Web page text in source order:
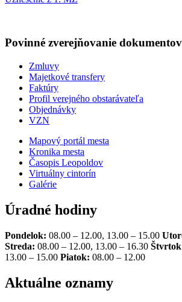
Povinné zverejňovanie dokumentov
Zmluvy
Majetkové transfery
Faktúry
Profil verejného obstarávateľa
Objednávky
VZN
Mapový portál mesta
Kronika mesta
Časopis Leopoldov
Virtuálny cintorín
Galérie
Úradné hodiny
Pondelok: 08.00 – 12.00, 13.00 – 15.00
Streda: 08.00 – 12.00, 13.00 – 16.30
13.00 – 15.00 Piatok: 08.00 – 12.00
Aktuálne oznamy